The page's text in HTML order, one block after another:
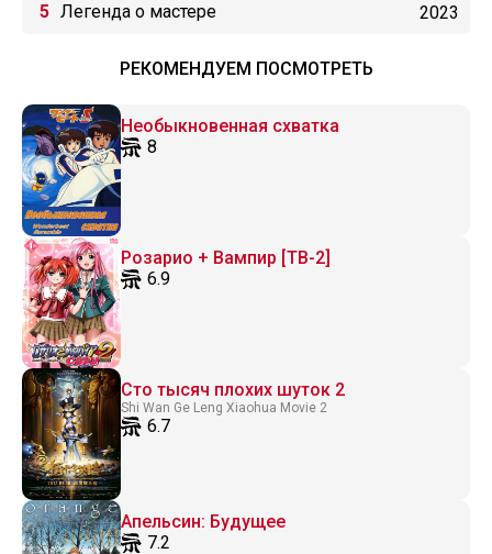
Легенда о мастере 2023
РЕКОМЕНДУЕМ ПОСМОТРЕТЬ
Необыкновенная схватка
8
Розарио + Вампир [ТВ-2]
6.9
Сто тысяч плохих шуток 2
Shi Wan Ge Leng Xiaohua Movie 2
6.7
Апельсин: Будущее
7.2